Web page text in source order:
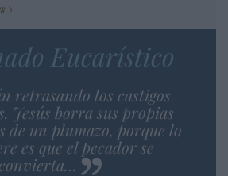
Eucarístico
retrasando los castigos
Jesús borra sus propias
de un plumazo, porque lo
es que el pecador se